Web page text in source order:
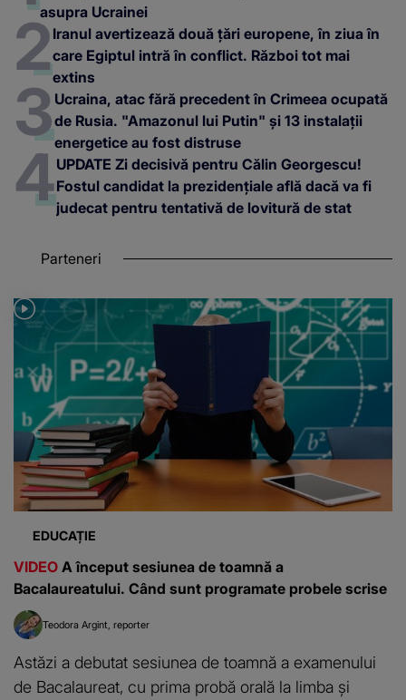
asupra Ucrainei
Iranul avertizează două țări europene, în ziua în
care Egiptul intră în conflict. Război tot mai
extins
Ucraina, atac fără precedent în Crimeea ocupată
de Rusia. "Amazonul lui Putin" și 13 instalații
energetice au fost distruse
UPDATE Zi decisivă pentru Călin Georgescu!
Fostul candidat la prezidențiale află dacă va fi
judecat pentru tentativă de lovitură de stat
Parteneri
EDUCAȚIE
VIDEO A început sesiunea de toamnă a
Bacalaureatului. Când sunt programate probele scrise
Teodora Argint reporter
Astăzi a debutat sesiunea de toamnă a examenului
de Bacalaureat, cu prima probă orală la limba și